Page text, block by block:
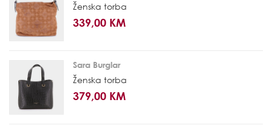
Ženska torba
339,00 KM
Sara Burglar
Ženska torba
379,00 KM